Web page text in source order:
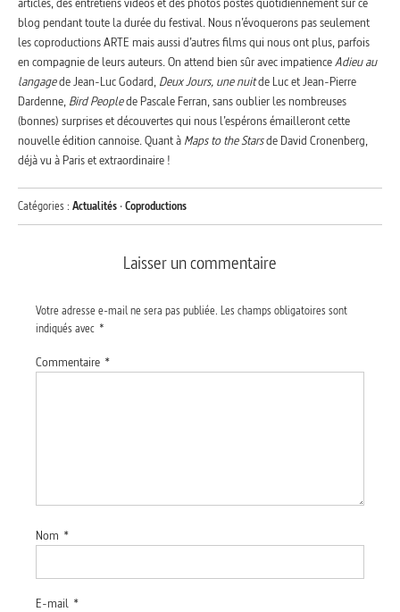
blog pendant toute la durée du festival. Nous n’évoquerons pas seulement
les coproductions ARTE mais aussi d’autres films qui nous ont plus, parfois
en compagnie de leurs auteurs. On attend bien sûr avec impatienceAdieu au
langagede Jean-Luc Godard, Deux Jours, une nuitde Luc et Jean-Pierre
Dardenne, Bird Peoplede Pascale Ferran, sans oublier les nombreuses
(bonnes) surprises et découvertes qui nous l’espérons émailleront cette
nouvelle édition cannoise. Quant à Maps to the Starsde David Cronenberg,
déjà vu à Paris et extraordinaire !
Catégories : Actualités ·Coproductions
Laisser un commentaire
Votre adresse e-mail ne sera pas publiée. Les champs obligatoires sont
indiqués avec *
Commentaire *
Nom *
E-mail *